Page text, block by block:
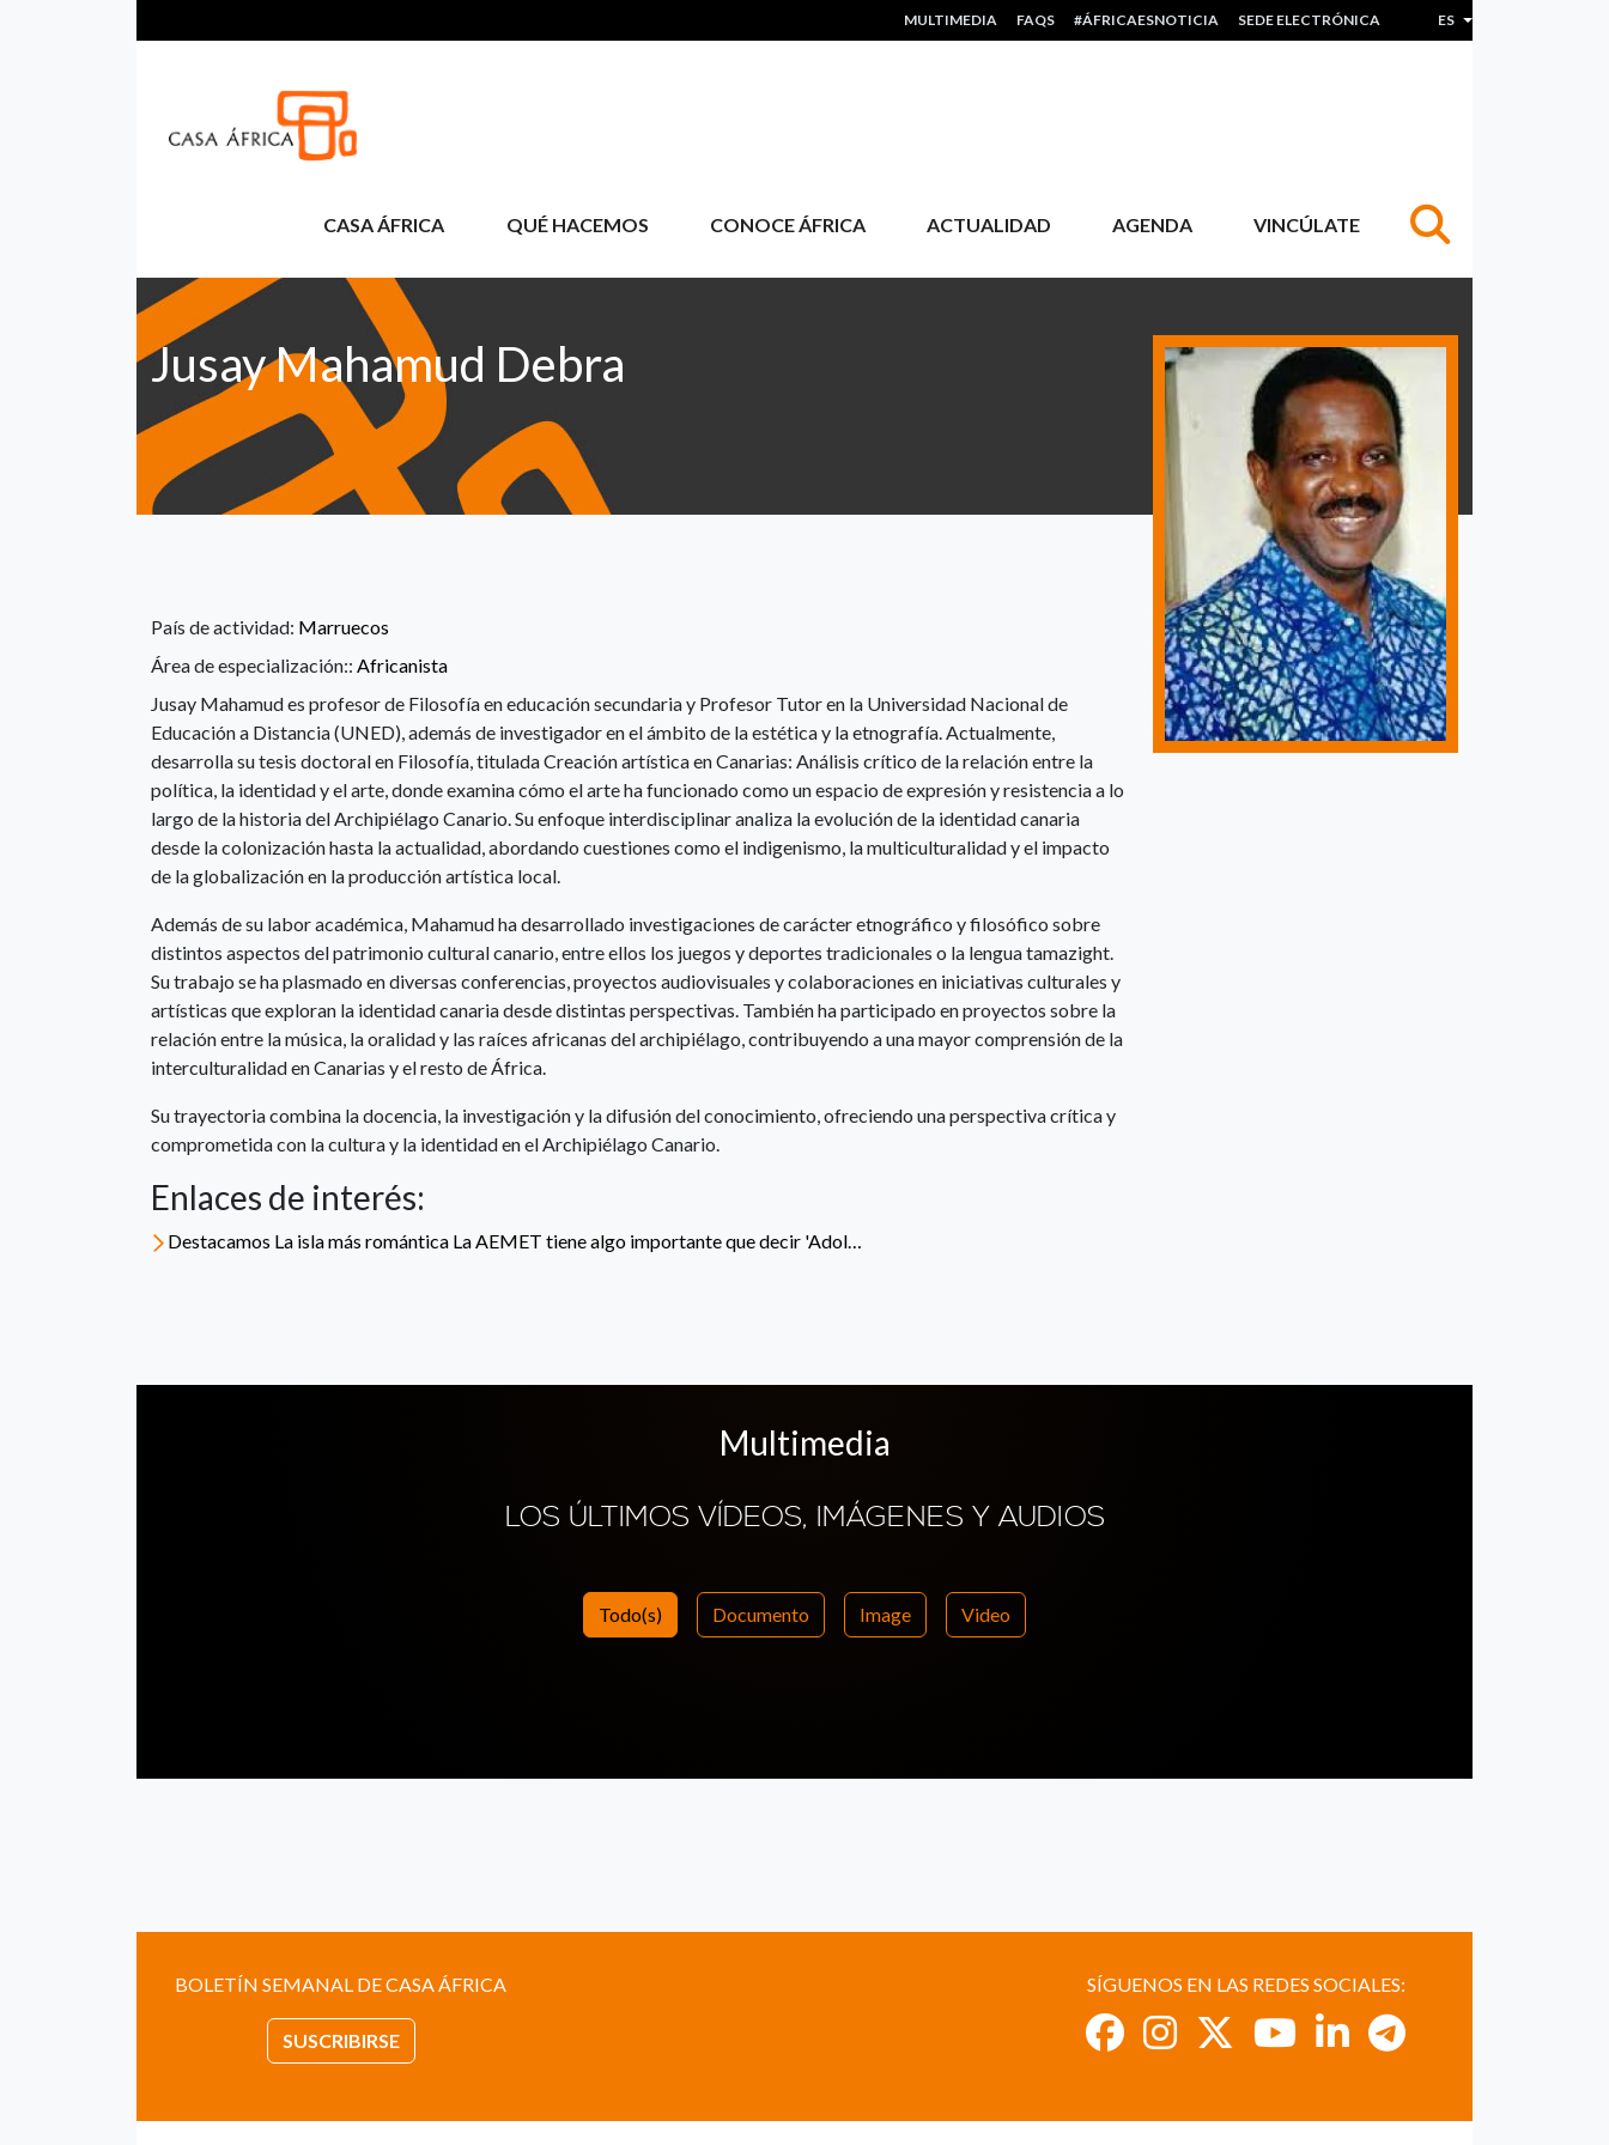
HEADER MENU
MULTIMEDIA FAQS #ÁFRICAESNOTICIA SEDE ELECTRÓNICA ES Lista adicional de
CASA ÁFRICA QUÉ HACEMOS CONOCE ÁFRICA ACTUALIDAD AGENDA VINCÚLATE
Jusay Mahamud Debra
País de actividad: Marruecos
Área de especialización:: Africanista
Jusay Mahamud es profesor de Filosofía en educación secundaria y Profesor Tutor en la Universidad Nacional de
Educación a Distancia (UNED), además de investigador en el ámbito de la estética y la etnografía. Actualmente,
desarrolla su tesis doctoral en Filosofía, titulada Creación artística en Canarias: Análisis crítico de la relación entre la
política, la identidad y el arte, donde examina cómo el arte ha funcionado como un espacio de expresión y resistencia a lo
largo de la historia del Archipiélago Canario. Su enfoque interdisciplinar analiza la evolución de la identidad canaria
desde la colonización hasta la actualidad, abordando cuestiones como el indigenismo, la multiculturalidad y el impacto
de la globalización en la producción artística local.
Además de su labor académica, Mahamud ha desarrollado investigaciones de carácter etnográfico y filosófico sobre
distintos aspectos del patrimonio cultural canario, entre ellos los juegos y deportes tradicionales o la lengua tamazight.
Su trabajo se ha plasmado en diversas conferencias, proyectos audiovisuales y colaboraciones en iniciativas culturales y
artísticas que exploran la identidad canaria desde distintas perspectivas. También ha participado en proyectos sobre la
relación entre la música, la oralidad y las raíces africanas del archipiélago, contribuyendo a una mayor comprensión de la
interculturalidad en Canarias y el resto de África.
Su trayectoria combina la docencia, la investigación y la difusión del conocimiento, ofreciendo una perspectiva crítica y
comprometida con la cultura y la identidad en el Archipiélago Canario.
Enlaces de interés:
Destacamos La isla más romántica La AEMET tiene algo importante que decir 'Adol…
Multimedia
LOS ÚLTIMOS VÍDEOS, IMÁGENES Y AUDIOS
Todo(s) Documento Image Video
BOLETÍN SEMANAL DE CASA ÁFRICA
SUSCRIBIRSE
SÍGUENOS EN LAS REDES SOCIALES: